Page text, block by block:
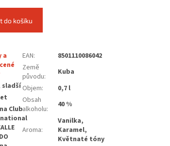
do košíku
a
sladší
Club
EAN:
8501110086042
Země
původu:
Kuba
Objem:
0,7 l
Obsah
alkoholu: 40 %
Aroma:
Vanilka,
Karamel,
Květnaté tóny